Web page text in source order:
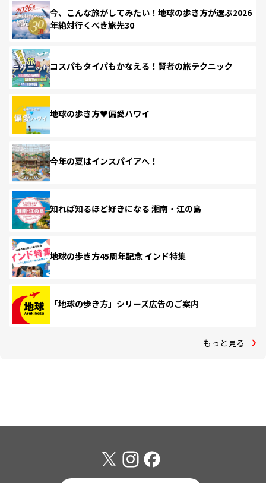
今、こんな旅がしてみたい！地球の歩き方が選ぶ2026
年絶対行くべき旅先30
コスパもタイパもかなえる！賢者の旅テクニック
地球の歩き方♥偏愛ハワイ
今年の夏はインスパイアへ！
知れば知るほど好きになる 湘南・江の島
地球の歩き方45周年記念 インド特集
「地球の歩き方」シリーズ広告のご案内
もっと見る